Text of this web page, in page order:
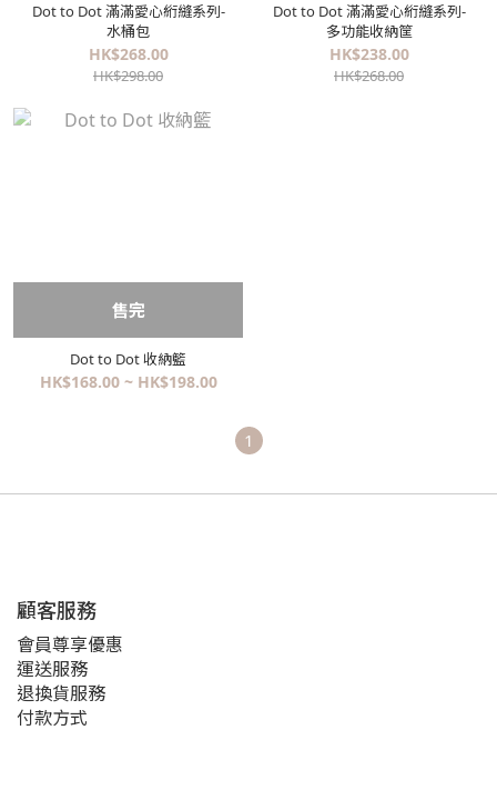
Dot to Dot 滿滿愛心絎縫系列-
水桶包
HK$268.00
HK$298.00
Dot to Dot 滿滿愛心絎縫系列-
多功能收納筐
HK$238.00
HK$268.00
售完
Dot to Dot 收納籃
HK$168.00 ~ HK$198.00
1
顧客服務
會員尊享優惠
運送服務
退換貨服務
付款方式